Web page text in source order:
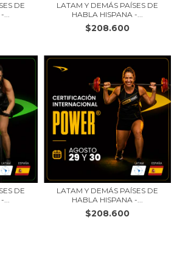
DE
...
LATAM Y DEMÁS PAÍSES DE
HABLA HISPANA -...
$208.600
DE
...
LATAM Y DEMÁS PAÍSES DE
HABLA HISPANA -...
$208.600